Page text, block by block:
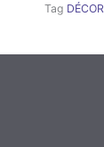
Tag DÉCOR